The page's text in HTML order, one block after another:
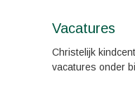
Vacatures
Christelijk
vacatures onder